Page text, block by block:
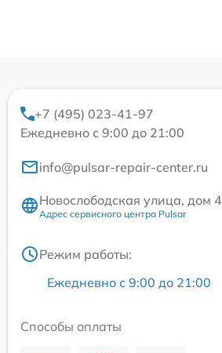
+7 (495) 023-41-97
Ежедневно с 9:00 до 21:00
info@pulsar-repair-center.ru
Новослободская улица, дом 4
Адрес сервисного центра Pulsar
Режим работы:
Ежедневно с 9:00 до 21:00
Способы оплаты